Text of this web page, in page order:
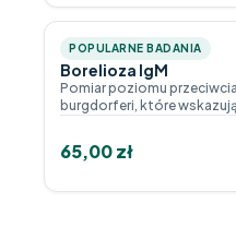
POPULARNE BADANIA
Borelioza IgM
Pomiar poziomu
burgdorferi, które wskazują
65,00zł